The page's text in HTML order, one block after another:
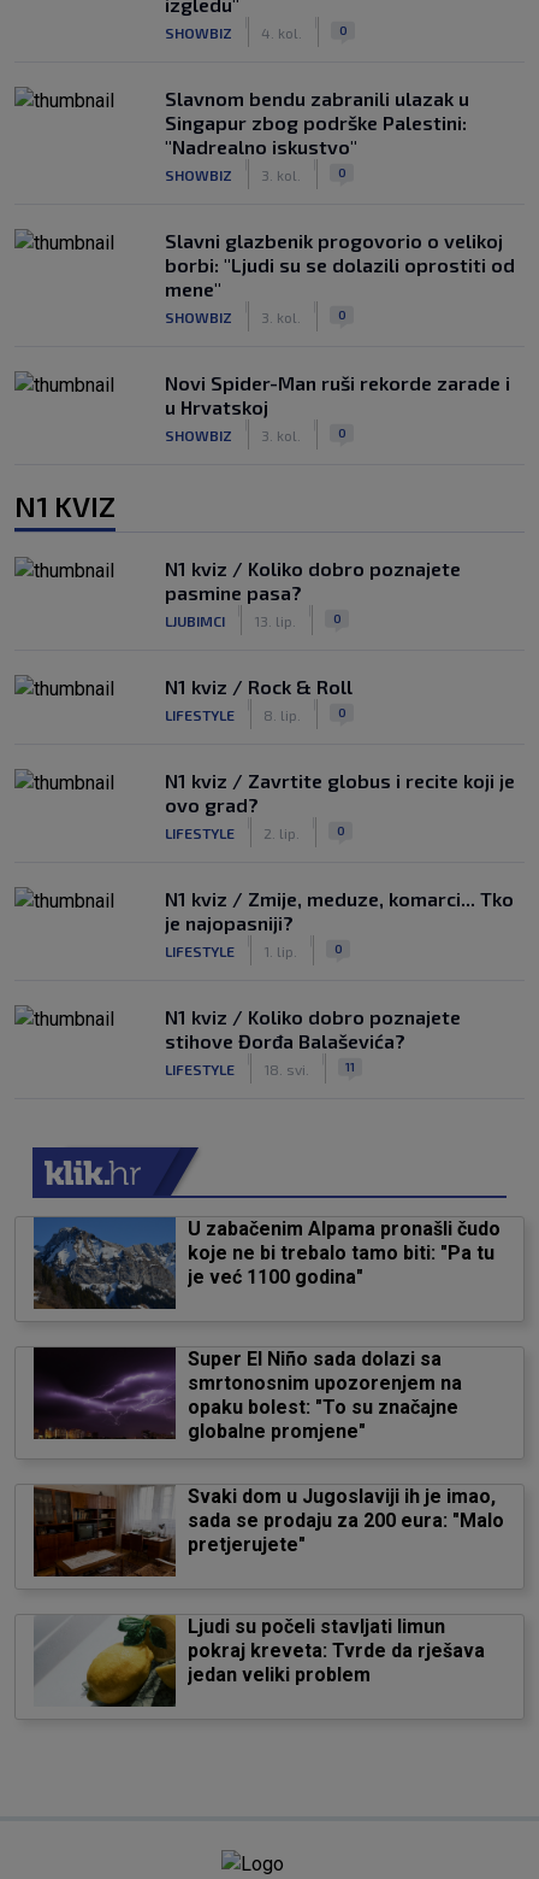
SHOWBIZ 4. kol. 0
Slavnom bendu zabranili ulazak u
Singapur zbog podrške Palestini:
"Nadrealno iskustvo"
SHOWBIZ 3. kol. 0
Slavni glazbenik progovorio o velikoj
borbi: "Ljudi su se dolazili oprostiti od
mene"
SHOWBIZ 3. kol. 0
Novi Spider-Man ruši rekorde zarade i
u Hrvatskoj
SHOWBIZ 3. kol. 0
N1 KVIZ
N1 kviz / Koliko dobro poznajete
pasmine pasa?
LJUBIMCI 13. lip. 0
N1 kviz / Rock & Roll
LIFESTYLE 8. lip. 0
N1 kviz / Zavrtite globus i recite koji je
ovo grad?
LIFESTYLE 2. lip. 0
N1 kviz / Zmije, meduze, komarci... Tko
je najopasniji?
LIFESTYLE 1. lip. 0
N1 kviz / Koliko dobro poznajete
stihove Đorđa Balaševića?
LIFESTYLE 18. svi. 11
U zabačenim Alpama pronašli čudo
koje ne bi trebalo tamo biti: "Pa tu
je već 1100 godina"
Super El Niño sada dolazi sa
smrtonosnim upozorenjem na
opaku bolest: "To su značajne
globalne promjene"
Svaki dom u Jugoslaviji ih je imao,
sada se prodaju za 200 eura: "Malo
pretjerujete"
Ljudi su počeli stavljati limun
pokraj kreveta: Tvrde da rješava
jedan veliki problem